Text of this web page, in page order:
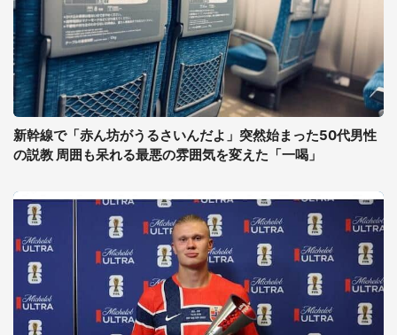
新幹線で「赤ん坊がうるさいんだよ」突然始まった50代男性
の説教 周囲も呆れる最悪の雰囲気を変えた「一喝」